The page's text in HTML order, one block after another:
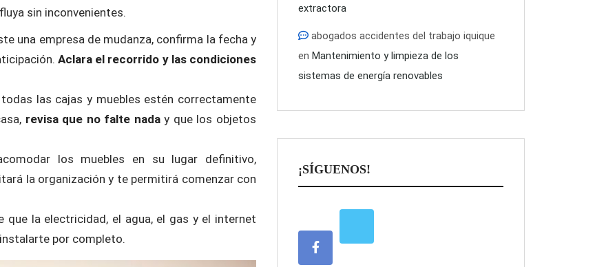
sin inconvenientes.
una empresa de mudanza, confirma la fecha y
Aclara el recorrido y las condiciones
las cajas y muebles estén correctamente
revisa que no falte naday que los objetos
los muebles en su lugar definitivo,
la organización y te permitirá comenzar con
que la electricidad, el agua, el gas y el internet
por completo.
extractora
abogados accidentes del trabajo iquique
en Mantenimiento y limpieza de los
sistemas de energía renovables
¡SÍGUENOS!